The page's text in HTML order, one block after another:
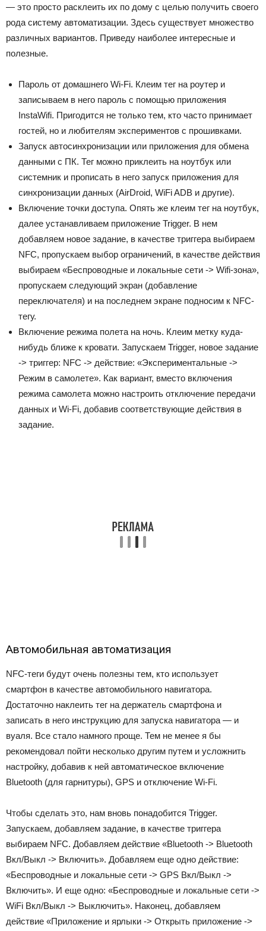
— это просто расклеить их по дому с целью получить своего
рода систему автоматизации. Здесь существует множество
различных вариантов. Приведу наиболее интересные и
полезные.
Пароль от домашнего Wi-Fi. Клеим тег на роутер и
записываем в него пароль с помощью приложения
InstaWifi. Пригодится не только тем, кто часто принимает
гостей, но и любителям экспериментов с прошивками.
Запуск автосинхронизации или приложения для обмена
данными с ПК. Тег можно приклеить на ноутбук или
системник и прописать в него запуск приложения для
синхронизации данных (AirDroid, WiFi ADB и другие).
Включение точки доступа. Опять же клеим тег на ноутбук,
далее устанавливаем приложение Trigger. В нем
добавляем новое задание, в качестве триггера выбираем
NFC, пропускаем выбор ограничений, в качестве действия
выбираем «Беспроводные и локальные сети -> Wifi-зона»,
пропускаем следующий экран (добавление
переключателя) и на последнем экране подносим к NFC-
тегу.
Включение режима полета на ночь. Клеим метку куда-
нибудь ближе к кровати. Запускаем Trigger, новое задание
-> триггер: NFC -> действие: «Экспериментальные ->
Режим в самолете». Как вариант, вместо включения
режима самолета можно настроить отключение передачи
данных и Wi-Fi, добавив соответствующие действия в
задание.
Автомобильная автоматизация
NFC-теги будут очень полезны тем, кто использует
смартфон в качестве автомобильного навигатора.
Достаточно наклеить тег на держатель смартфона и
записать в него инструкцию для запуска навигатора — и
вуаля. Все стало намного проще. Тем не менее я бы
рекомендовал пойти несколько другим путем и усложнить
настройку, добавив к ней автоматическое включение
Bluetooth (для гарнитуры), GPS и отключение Wi-Fi.
Чтобы сделать это, нам вновь понадобится Trigger.
Запускаем, добавляем задание, в качестве триггера
выбираем NFC. Добавляем действие «Bluetooth -> Bluetooth
Вкл/Выкл -> Включить». Добавляем еще одно действие:
«Беспроводные и локальные сети -> GPS Вкл/Выкл ->
Включить». И еще одно: «Беспроводные и локальные сети ->
WiFi Вкл/Выкл -> Выключить». Наконец, добавляем
действие «Приложение и ярлыки -> Открыть приложение ->